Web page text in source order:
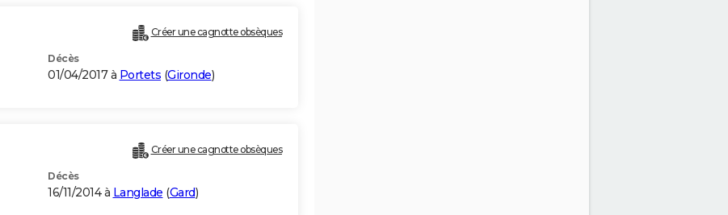
Créer une cagnotte obsèques
Décès
01/04/2017 à Portets (Gironde)
Créer une cagnotte obsèques
Décès
16/11/2014 à Langlade (Gard)